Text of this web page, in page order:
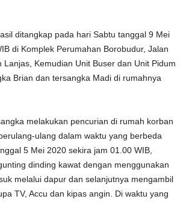
ditangkap pada hari Sabtu tanggal 9 Mei
di Komplek Perumahan Borobudur, Jalan
Lanjas, Kemudian Unit Buser dan Unit Pidum
Brian dan tersangka Madi di rumahnya
melakukan pencurian di rumah korban
ulang dalam waktu yang berbeda
5 Mei 2020 sekira jam 01.00 WIB,
dinding kawat dengan menggunakan
melalui dapur dan selanjutnya mengambil
TV, Accu dan kipas angin. Di waktu yang